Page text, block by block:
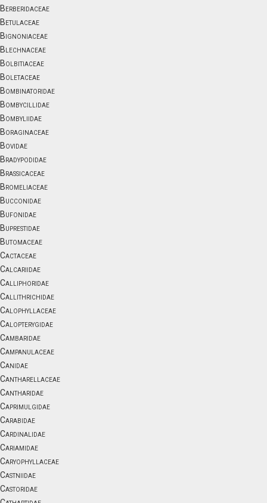
Berberidaceae
Betulaceae
Bignoniaceae
Blechnaceae
Bolbitiaceae
Boletaceae
Bombinatoridae
Bombycillidae
Bombyliidae
Boraginaceae
Bovidae
Bradypodidae
Brassicaceae
Bromeliaceae
Bucconidae
Bufonidae
Buprestidae
Butomaceae
Cactaceae
Calcariidae
Calliphoridae
Callithrichidae
Calophyllaceae
Calopterygidae
Cambaridae
Campanulaceae
Canidae
Cantharellaceae
Cantharidae
Caprimulgidae
Carabidae
Cardinalidae
Cariamidae
Caryophyllaceae
Castniidae
Castoridae